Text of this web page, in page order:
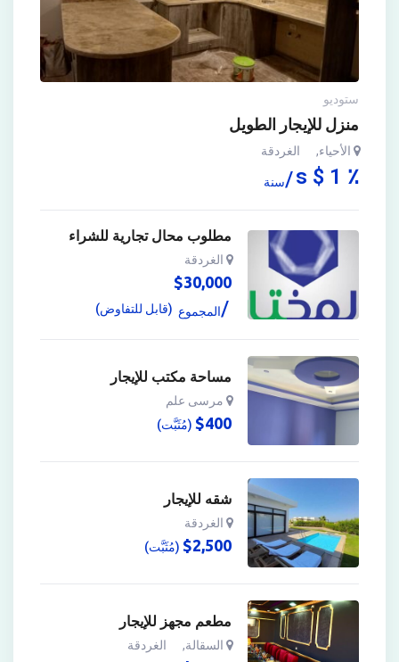
ستوديو
منزل للإيجار الطويل
الأحياء, الغردقة
٪ 1 $ s سنة
مطلوب محال تجارية للشراء
الغردقة
$30,000
المجموع (قابل للتفاوض)
مساحة مكتب للإيجار
مرسى علم
$400 (مُثَبَّت)
شقه للإيجار
الغردقة
$2,500 (مُثَبَّت)
مطعم مجهز للإيجار
السقالة, الغردقة